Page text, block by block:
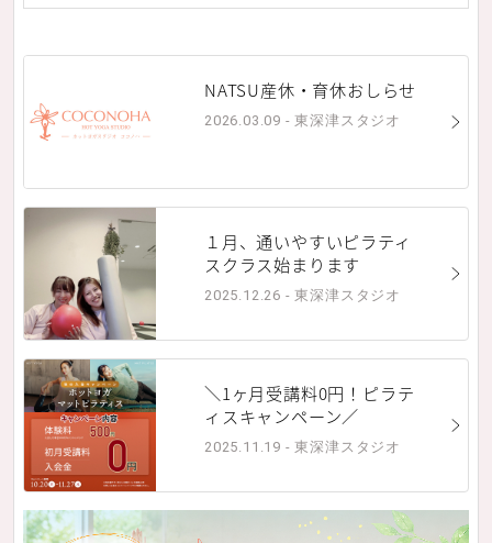
NATSU産休・育休おしらせ
2026.03.09 - 東深津スタジオ
１月、通いやすいピラティ
スクラス始まります
2025.12.26 - 東深津スタジオ
＼1ヶ月受講料0円！ピラテ
ィスキャンペーン／
2025.11.19 - 東深津スタジオ